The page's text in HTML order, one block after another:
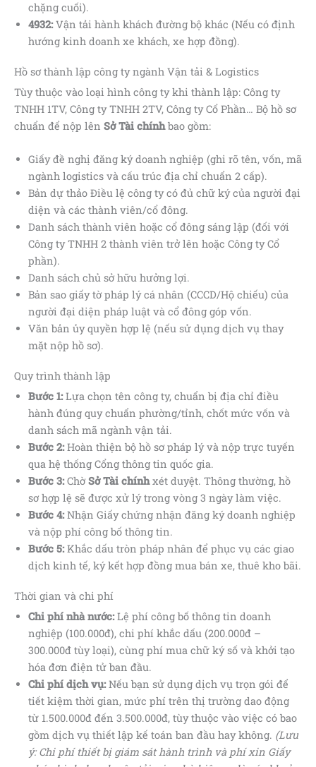
chặng cuối).
4932:Vận tải hành khách đường bộ khác (Nếu có định
hướng kinh doanh xe khách, xe hợp đồng).
Hồ sơ thành lập công ty ngành Vận tải & Logistics
Tùy thuộc vào loại hình công ty khi thành lập: Công ty
TNHH 1TV, Công ty TNHH 2TV, Công ty Cổ Phần… Bộ hồ sơ
chuẩn để nộp lên Sở Tài chínhbao gồm:
Giấy đề nghị đăng ký doanh nghiệp (ghi rõ tên, vốn, mã
ngành logistics và cấu trúc địa chỉ chuẩn 2 cấp).
Bản dự thảo Điều lệ công ty có đủ chữ ký của người đại
diện và các thành viên/cổ đông.
Danh sách thành viên hoặc cổ đông sáng lập (đối với
Công ty TNHH 2 thành viên trở lên hoặc Công ty Cổ
phần).
Danh sách chủ sở hữu hưởng lợi.
Bản sao giấy tờ pháp lý cá nhân (CCCD/Hộ chiếu) của
người đại diện pháp luật và cổ đông góp vốn.
Văn bản ủy quyền hợp lệ (nếu sử dụng dịch vụ thay
mặt nộp hồ sơ).
Quy trình thành lập
Bước 1:Lựa chọn tên công ty, chuẩn bị địa chỉ điều
hành đúng quy chuẩn phường/tỉnh, chốt mức vốn và
danh sách mã ngành vận tải.
Bước 2:Hoàn thiện bộ hồ sơ pháp lý và nộp trực tuyến
qua hệ thống Cổng thông tin quốc gia.
Bước 3:Chờ Sở Tài chínhxét duyệt. Thông thường, hồ
sơ hợp lệ sẽ được xử lý trong vòng 3 ngày làm việc.
Bước 4:Nhận Giấy chứng nhận đăng ký doanh nghiệp
và nộp phí công bố thông tin.
Bước 5:Khắc dấu tròn pháp nhân để phục vụ các giao
dịch kinh tế, ký kết hợp đồng mua bán xe, thuê kho bãi.
Thời gian và chi phí
Chi phí nhà nước:Lệ phí công bố thông tin doanh
nghiệp (100.000đ), chi phí khắc dấu (200.000đ –
300.000đ tùy loại), cùng phí mua chữ ký số và khởi tạo
hóa đơn điện tử ban đầu.
Chi phí dịch vụ:Nếu bạn sử dụng dịch vụ trọn gói để
tiết kiệm thời gian, mức phí trên thị trường dao động
từ 1.500.000đ đến 3.500.000đ, tùy thuộc vào việc có bao
gồm dịch vụ thiết lập kế toán ban đầu hay không. (Lưu
ý: Chi phí thiết bị giám sát hành trình và phí xin Giấy